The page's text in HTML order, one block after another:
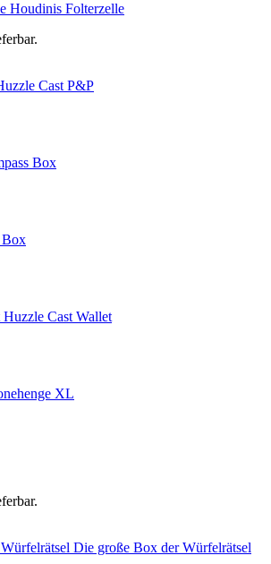
Houdinis Folterzelle
Cast P&P
Box
Box
Huzzle Cast Wallet
XL
Die große Box der Würfelrätsel